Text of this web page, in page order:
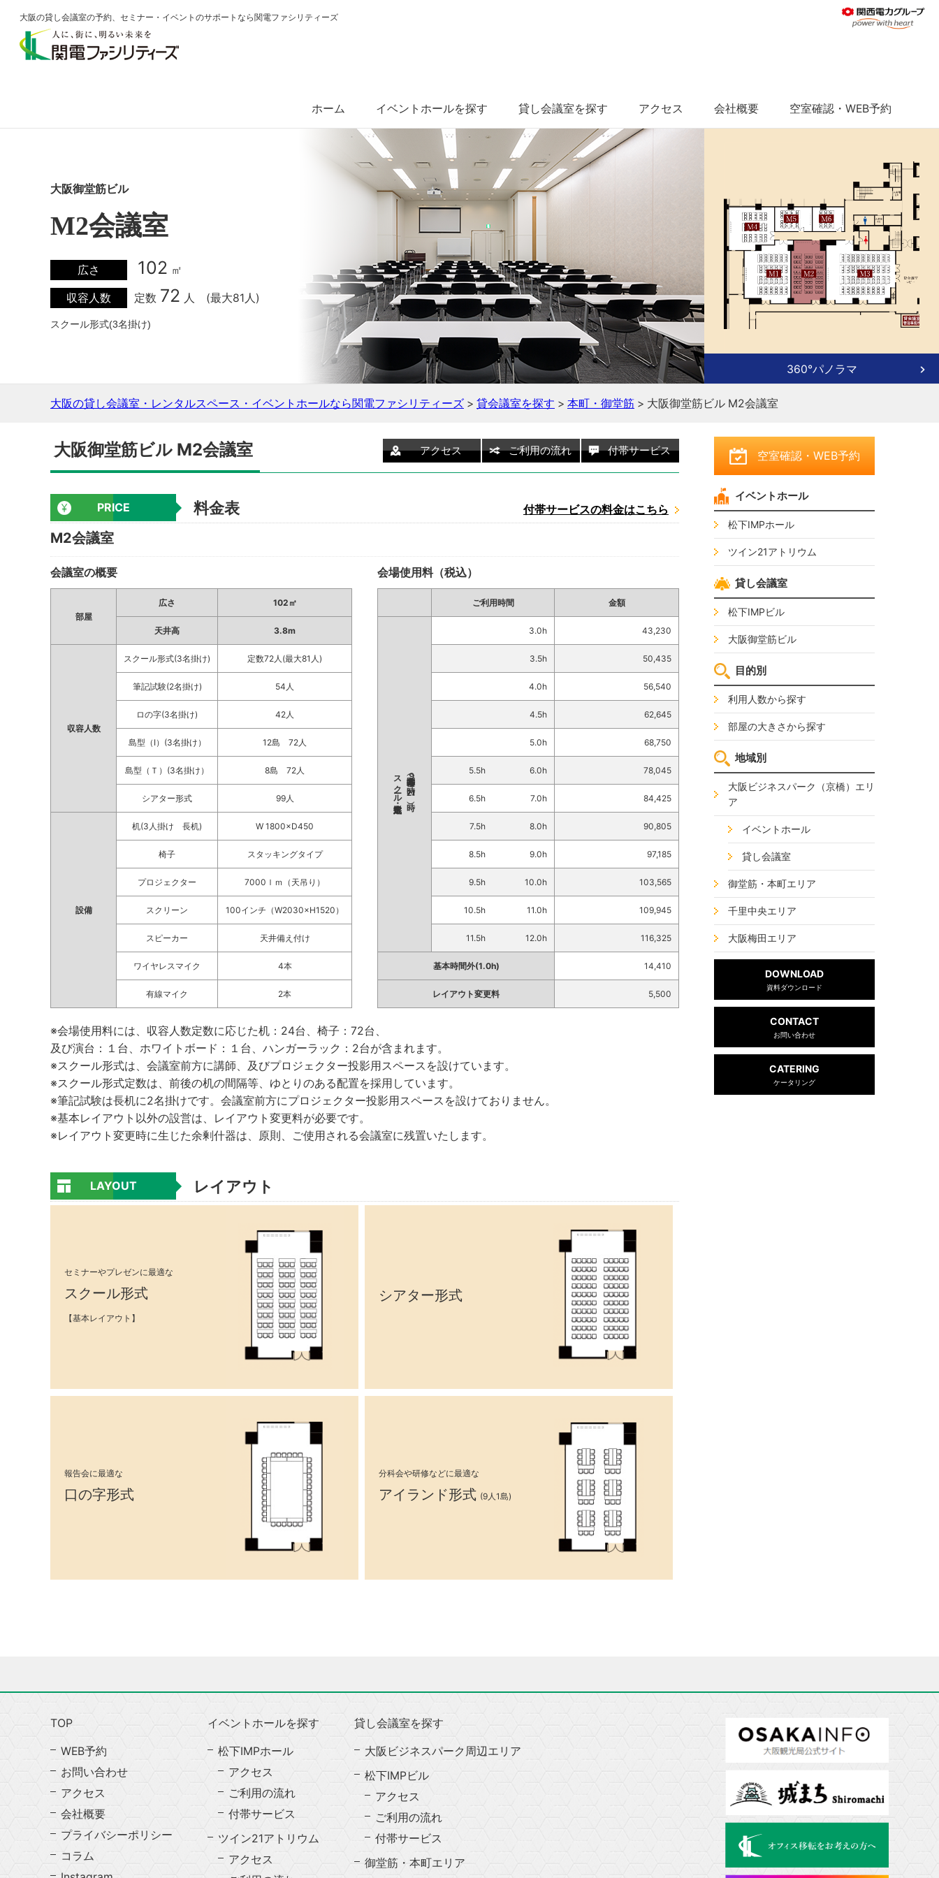
大阪の貸し会議室の予約、セミナー・イベントのサポートなら関電ファシリティーズ
ホーム イベントホールを探す 貸し会議室を探す アクセス 会社概要 空室確認・WEB予約
大阪御堂筋ビル
M2会議室
広さ 102 ㎡
収容人数 定数 72 人 (最大81人)
スクール形式(3名掛け)
360°パノラマ
大阪の貸し会議室・レンタルスペース・イベントホールなら関電ファシリティーズ > 貸会議室を探す > 本町・御堂筋 > 大阪御堂筋ビル M2会議室
大阪御堂筋ビル M2会議室 アクセス ご利用の流れ 付帯サービス
PRICE 料金表 付帯サービスの料金はこちら
M2会議室
会議室の概要
部屋
広さ 102㎡
天井高 3.8m
収容人数
スクール形式(3名掛け) 定数72人(最大81人)
筆記試験(2名掛け) 54人
ロの字(3名掛け) 42人
島型（I）(3名掛け） 12島 72人
島型（Ｔ）(3名掛け） 8島 72人
シアター形式 99人
設備
机(3人掛け 長机) W 1800×D450
椅子 スタッキングタイプ
プロジェクター 7000ｌｍ（天吊り）
スクリーン 100インチ（W2030×H1520）
スピーカー 天井備え付け
ワイヤレスマイク 4本
有線マイク 2本
会場使用料（税込）
ご利用時間 金額
９
時～
21
スクール形式・定数
3.0h 43,230
3.5h 50,435
4.0h 56,540
4.5h 62,645
5.0h 68,750
5.5h 6.0h 78,045
6.5h 7.0h 84,425
7.5h 8.0h 90,805
8.5h 9.0h 97,185
9.5h 10.0h 103,565
10.5h 11.0h 109,945
11.5h 12.0h 116,325
基本時間外(1.0h) 14,410
レイアウト変更料 5,500
※会場使用料には、収容人数定数に応じた机：24台、椅子：72台、
及び演台：１台、ホワイトボード：１台、ハンガーラック：2台が含まれます。
※スクール形式は、会議室前方に講師、及びプロジェクター投影用スペースを設けています。
※スクール形式定数は、前後の机の間隔等、ゆとりのある配置を採用しています。
※筆記試験は長机に2名掛けです。会議室前方にプロジェクター投影用スペースを設けておりません。
※基本レイアウト以外の設営は、レイアウト変更料が必要です。
※レイアウト変更時に生じた余剰什器は、原則、ご使用される会議室に残置いたします。
LAYOUT レイアウト
セミナーやプレゼンに最適な
スクール形式
【基本レイアウト】
シアター形式
報告会に最適な
口の字形式
分科会や研修などに最適な
アイランド形式 (9人1島)
空室確認・WEB予約
イベントホール
松下IMPホール
ツイン21アトリウム
貸し会議室
松下IMPビル
大阪御堂筋ビル
目的別
利用人数から探す
部屋の大きさから探す
地域別
大阪ビジネスパーク（京橋）エリ
ア
イベントホール
貸し会議室
御堂筋・本町エリア
千里中央エリア
大阪梅田エリア
DOWNLOAD
資料ダウンロード
CONTACT
お問い合わせ
CATERING
ケータリング
TOP
WEB予約
お問い合わせ
アクセス
会社概要
プライバシーポリシー
コラム
イベントホールを探す
松下IMPホール
アクセス
ご利用の流れ
付帯サービス
ツイン21アトリウム
アクセス
貸し会議室を探す
大阪ビジネスパーク周辺エリア
松下IMPビル
アクセス
ご利用の流れ
付帯サービス
御堂筋・本町エリア